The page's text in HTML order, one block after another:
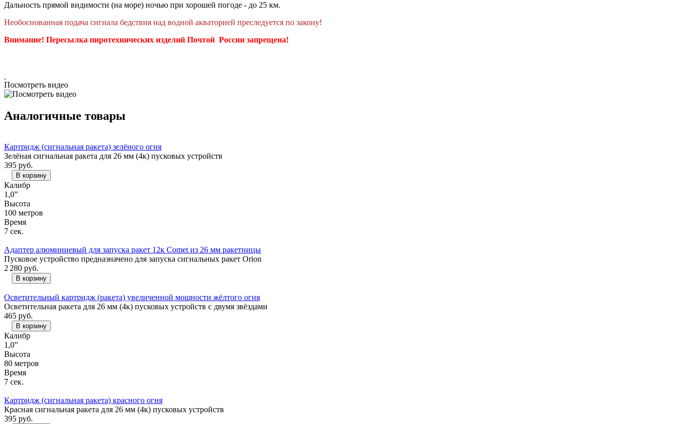
Дальность прямой видимости (на море) ночью при хорошей погоде - до 25 км.
Необоснованная подача сигнала бедствия над водной акваторией преследуется по закону!
Внимание! Пересылка пиротехнических изделий Почтой России запрещена!
Посмотреть видео
Аналогичные товары
Картридж (сигнальная ракета) зелёного огня
Зелёная сигнальная ракета для 26 мм (4к) пусковых устройств
395 руб.
В корзину
Калибр
1,0”
Высота
100 метров
Время
7 сек.
Адаптер алюминиевый для запуска ракет 12к Comet из 26 мм ракетницы
Пусковое устройство предназначено для запуска сигнальных ракет Orion
2 280 руб.
В корзину
Осветительный картридж (ракета) увеличенной мощности жёлтого огня
Осветительная ракета для 26 мм (4к) пусковых устройств с двумя звёздами
465 руб.
В корзину
Калибр
1,0”
Высота
80 метров
Время
7 сек.
Картридж (сигнальная ракета) красного огня
Красная сигнальная ракета для 26 мм (4к) пусковых устройств
395 руб.